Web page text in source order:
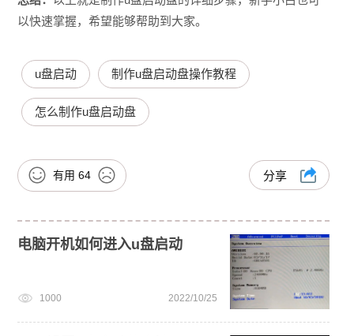
以快速掌握，希望能够帮助到大家。
u盘启动 制作u盘启动盘操作教程
怎么制作u盘启动盘
有用 64 分享
电脑开机如何进入u盘启动
1000 2022/10/25